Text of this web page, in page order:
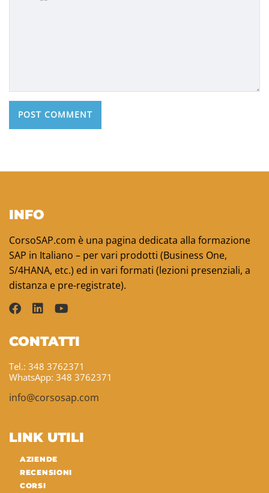
INFO
CorsoSAP.com è una pagina dedicata alla formazione
SAP in Italiano – per vari prodotti (Business One,
S/4HANA, etc.) ed in vari formati (lezioni presenziali, a
distanza e pre-registrate).
CONTATTI
Tel.: 348 3762371
WhatsApp: 348 3762371
info@corsosap.com
LINK UTILI
AZIENDE
RECENSIONI
CORSI